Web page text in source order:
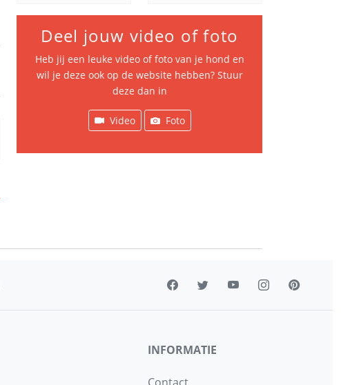
Deel jouw video of foto
Heb jij een leuke video of foto van je hond en
wil je deze ook op de website hebben? Stuur
deze dan in
Video Foto
INFORMATIE